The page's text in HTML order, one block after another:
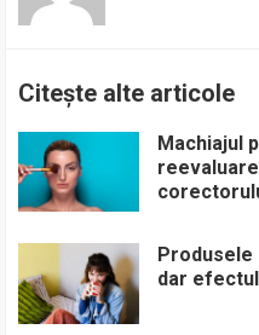
Citește alte articole
Machiajul
dar